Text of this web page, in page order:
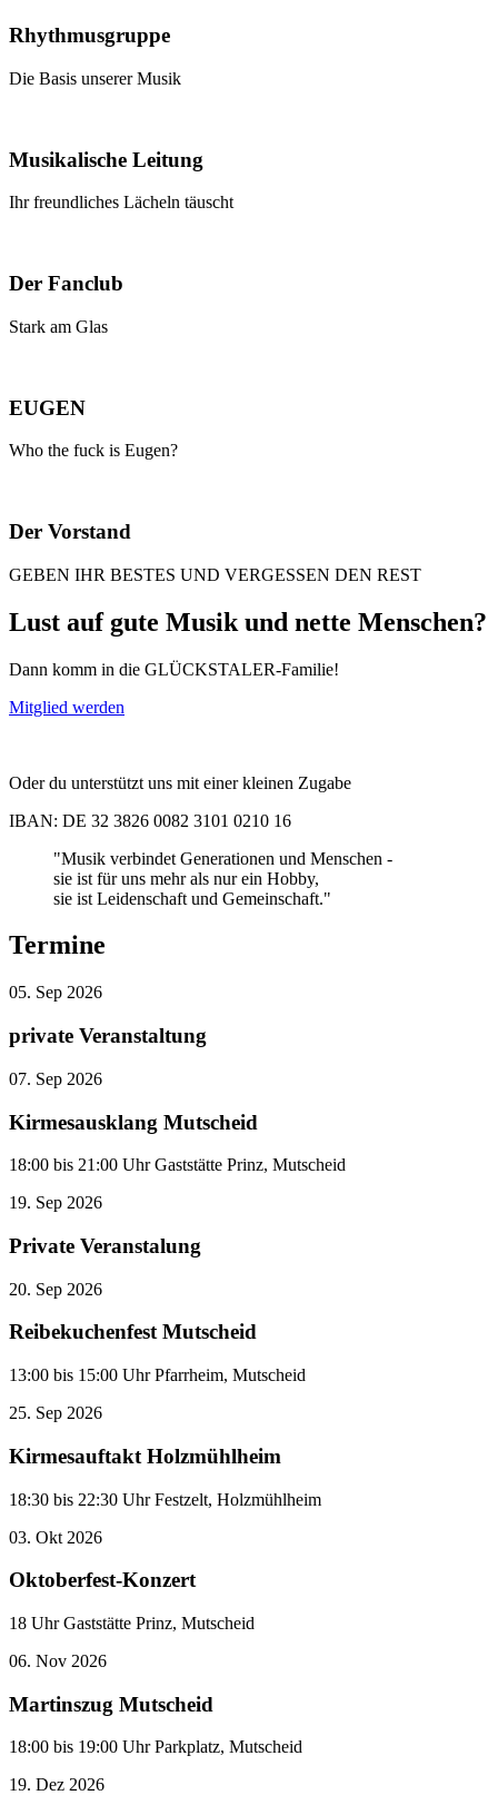
Rhythmusgruppe
Die Basis unserer Musik
Musikalische Leitung
Ihr freundliches Lächeln täuscht
Der Fanclub
Stark am Glas
EUGEN
Who the fuck is Eugen?
Der Vorstand
GEBEN IHR BESTES UND VERGESSEN DEN REST
Lust auf gute Musik und nette Menschen?
Dann komm in die GLÜCKSTALER-Familie!
Mitglied werden
Oder du unterstützt uns mit einer kleinen Zugabe
IBAN: DE 32 3826 0082 3101 0210 16
"Musik verbindet Generationen und Menschen -
sie ist für uns mehr als nur ein Hobby,
sie ist Leidenschaft und Gemeinschaft."
Termine
05. Sep 2026
private Veranstaltung
07. Sep 2026
Kirmesausklang Mutscheid
18:00 bis 21:00 Uhr Gaststätte Prinz, Mutscheid
19. Sep 2026
Private Veranstalung
20. Sep 2026
Reibekuchenfest Mutscheid
13:00 bis 15:00 Uhr Pfarrheim, Mutscheid
25. Sep 2026
Kirmesauftakt Holzmühlheim
18:30 bis 22:30 Uhr Festzelt, Holzmühlheim
03. Okt 2026
Oktoberfest-Konzert
18 Uhr Gaststätte Prinz, Mutscheid
06. Nov 2026
Martinszug Mutscheid
18:00 bis 19:00 Uhr Parkplatz, Mutscheid
19. Dez 2026